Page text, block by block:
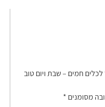
חמים – שבת ויום טוב
מסומנים *